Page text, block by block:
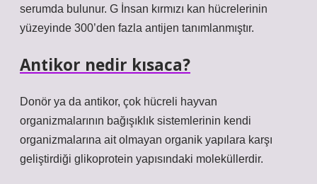
serumda bulunur. G İnsan kırmızı kan hücrelerinin
yüzeyinde 300’den fazla antijen tanımlanmıştır.
Antikor nedir kısaca?
Donör ya da antikor, çok hücreli hayvan
organizmalarının bağışıklık sistemlerinin kendi
organizmalarına ait olmayan organik yapılara karşı
geliştirdiği glikoprotein yapısındaki moleküllerdir.